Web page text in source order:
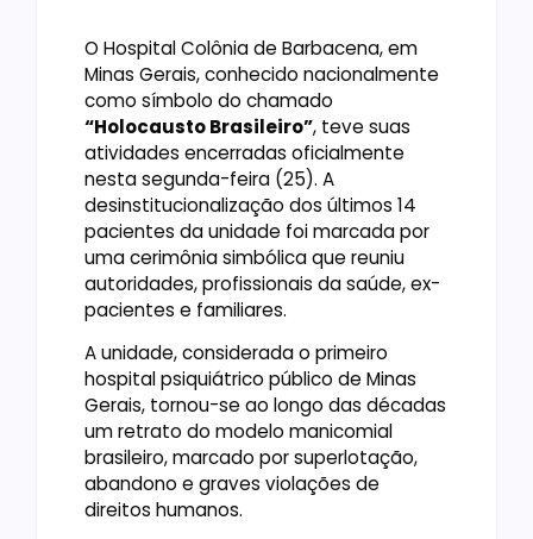
O Hospital Colônia de Barbacena, em
Minas Gerais, conhecido nacionalmente
como símbolo do chamado
“Holocausto Brasileiro”, teve suas
atividades encerradas oficialmente
nesta segunda-feira (25). A
desinstitucionalização dos últimos 14
pacientes da unidade foi marcada por
uma cerimônia simbólica que reuniu
autoridades, profissionais da saúde, ex-
pacientes e familiares.
A unidade, considerada o primeiro
hospital psiquiátrico público de Minas
Gerais, tornou-se ao longo das décadas
um retrato do modelo manicomial
brasileiro, marcado por superlotação,
abandono e graves violações de
direitos humanos.